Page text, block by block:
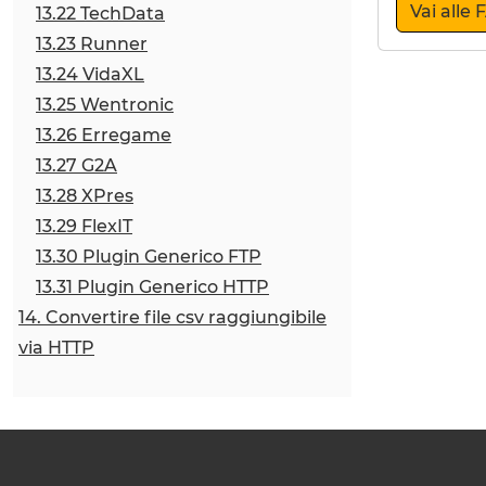
13.22 TechData
13.23 Runner
13.24 VidaXL
13.25 Wentronic
13.26 Erregame
13.27 G2A
13.28 XPres
13.29 FlexIT
13.30 Plugin Generico FTP
13.31 Plugin Generico HTTP
14. Convertire file csv raggiungibile
via HTTP
Vai alle